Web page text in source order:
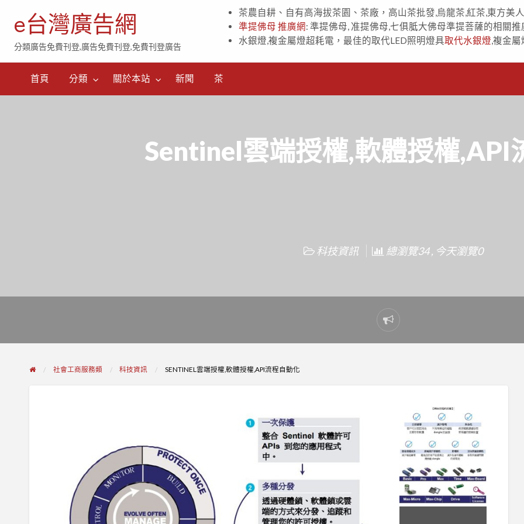
e台灣廣告網
分類廣告免費刊登,廣告免費刊登,免費刊登廣告
茶農自耕、自有高海拔茶園、茶廠，高山茶批發,烏龍茶,紅茶,東方美
準提佛母 推廣網: 準提佛母, 准提佛母,七俱胝大佛母準提菩薩的相關推
水銀燈,複金屬燈超耗電，最佳的取代LED照明燈具取代水銀燈 ,複金屬
首頁 分類 關於本站 新聞 茶
Sentinel雲端授權,軟體授權,API
科技資訊 總瀏覽34 , 今天瀏覽0
Report
problem
社會工商服務類 科技資訊 SENTINEL雲端授權,軟體授權,API流程自動化